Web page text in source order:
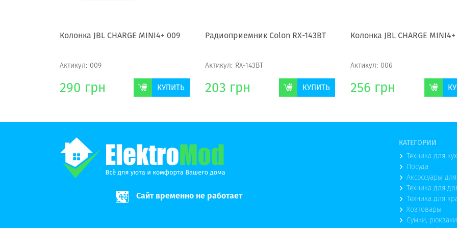
Колонка JBL CHARGE MINI4+ 009
Актикул: 009
290 грн КУПИТЬ
Радиоприемник Colon RX-143BT
Актикул: RX-143BT
203 грн КУПИТЬ
Колонка JBL CHARGE
Актикул: 006
256 грн
Сайт временно не работает
КАТЕГОРИИ
Техника для
Посуда
Аксессуары
Техника для
Техника для
Хозтовары
Сумки, рюкзаки